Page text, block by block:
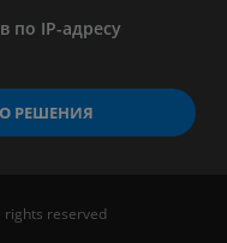
по IP-адресу
РЕШЕНИЯ
rights reserved